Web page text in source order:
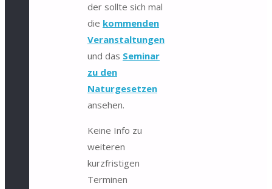
der sollte sich mal
die kommenden
Veranstaltungen
und das Seminar
zu den
Naturgesetzen
ansehen.
Keine Info zu
weiteren
kurzfristigen
Terminen